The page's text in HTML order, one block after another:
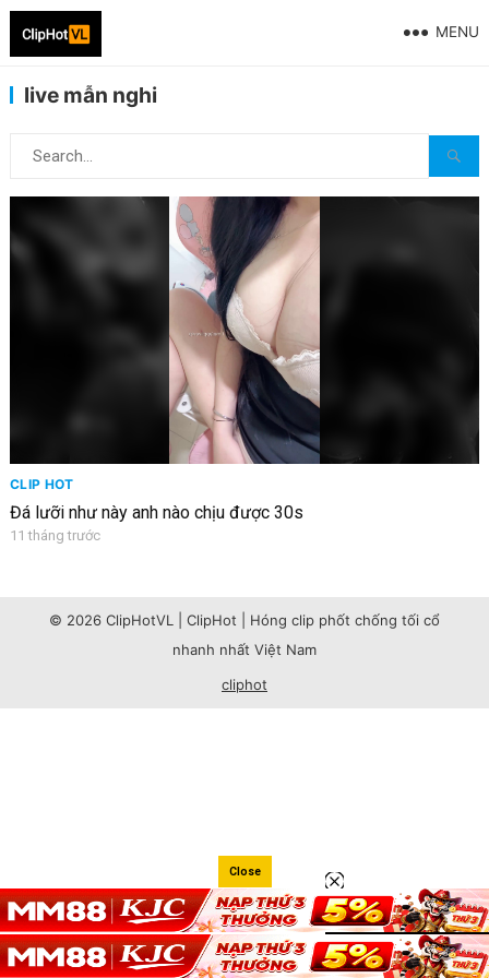
MENU
live mẫn nghi
CLIP HOT
Đá lưỡi như này anh nào chịu được 30s
11 tháng trước
© 2026 ClipHotVL | ClipHot | Hóng clip phốt chống tối cổ
nhanh nhất Việt Nam
cliphot
Close